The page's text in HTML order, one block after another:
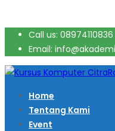
Call us: 08974110836
Email:
Home
Tentang Kami
Event